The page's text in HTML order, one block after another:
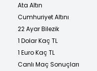
Ata Altın
Cumhuriyet Altını
22 Ayar Bilezik
1 Dolar Kaç TL
1 Euro Kaç TL
Canlı Maç Sonuçları